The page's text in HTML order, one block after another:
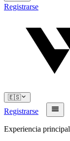
Registrarse
🇪🇸
Registrarse
Experiencia principal